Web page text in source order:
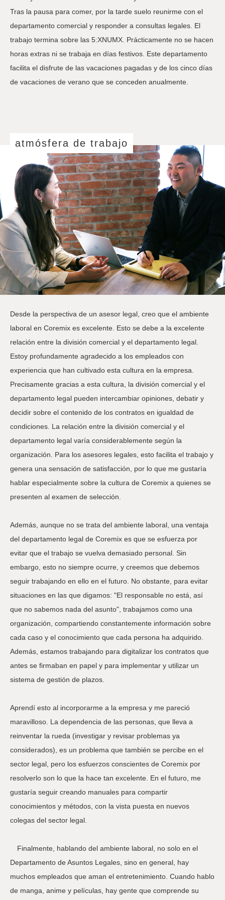
Tras la pausa para comer, por la tarde suelo reunirme con el
departamento comercial y responder a consultas legales. El
trabajo termina sobre las 5:XNUMX. Prácticamente no se hacen
horas extras ni se trabaja en días festivos. Este departamento
facilita el disfrute de las vacaciones pagadas y de los cinco días
de vacaciones de verano que se conceden anualmente.
atmósfera de trabajo
Desde la perspectiva de un asesor legal, creo que el ambiente
laboral en Coremix es excelente. Esto se debe a la excelente
relación entre la división comercial y el departamento legal.
Estoy profundamente agradecido a los empleados con
experiencia que han cultivado esta cultura en la empresa.
Precisamente gracias a esta cultura, la división comercial y el
departamento legal pueden intercambiar opiniones, debatir y
decidir sobre el contenido de los contratos en igualdad de
condiciones. La relación entre la división comercial y el
departamento legal varía considerablemente según la
organización. Para los asesores legales, esto facilita el trabajo y
genera una sensación de satisfacción, por lo que me gustaría
hablar especialmente sobre la cultura de Coremix a quienes se
presenten al examen de selección.
Además, aunque no se trata del ambiente laboral, una ventaja
del departamento legal de Coremix es que se esfuerza por
evitar que el trabajo se vuelva demasiado personal. Sin
embargo, esto no siempre ocurre, y creemos que debemos
seguir trabajando en ello en el futuro. No obstante, para evitar
situaciones en las que digamos: "El responsable no está, así
que no sabemos nada del asunto", trabajamos como una
organización, compartiendo constantemente información sobre
cada caso y el conocimiento que cada persona ha adquirido.
Además, estamos trabajando para digitalizar los contratos que
antes se firmaban en papel y para implementar y utilizar un
sistema de gestión de plazos.
Aprendí esto al incorporarme a la empresa y me pareció
maravilloso. La dependencia de las personas, que lleva a
reinventar la rueda (investigar y revisar problemas ya
considerados), es un problema que también se percibe en el
sector legal, pero los esfuerzos conscientes de Coremix por
resolverlo son lo que la hace tan excelente. En el futuro, me
gustaría seguir creando manuales para compartir
conocimientos y métodos, con la vista puesta en nuevos
colegas del sector legal.
Finalmente, hablando del ambiente laboral, no solo en el
Departamento de Asuntos Legales, sino en general, hay
muchos empleados que aman el entretenimiento. Cuando hablo
de manga, anime y películas, hay gente que comprende su